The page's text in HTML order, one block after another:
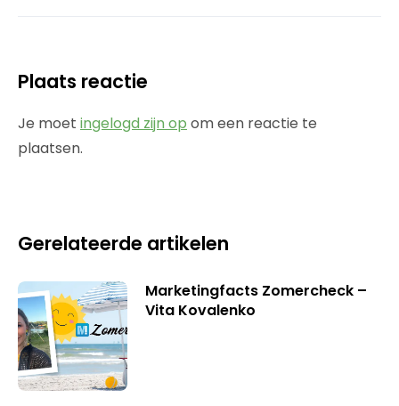
Plaats reactie
Je moet ingelogd zijn op om een reactie te
plaatsen.
Gerelateerde artikelen
Marketingfacts Zomercheck –
Vita Kovalenko